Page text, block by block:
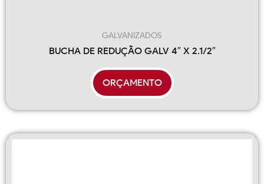
GALVANIZADOS
BUCHA DE REDUÇÃO GALV 4″ X 2.1/2″
ORÇAMENTO